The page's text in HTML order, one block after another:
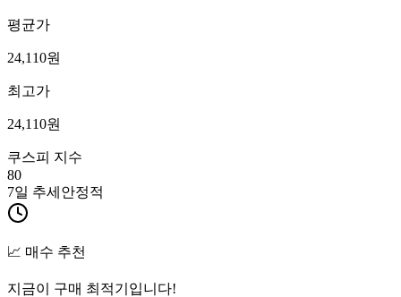
평균가
24,110원
최고가
24,110원
쿠스피 지수
80
7일 추세 안정적
📈 매수 추천
지금이 구매 최적기입니다!